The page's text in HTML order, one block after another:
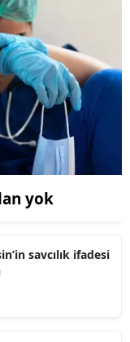
yok
savcılık ifadesi